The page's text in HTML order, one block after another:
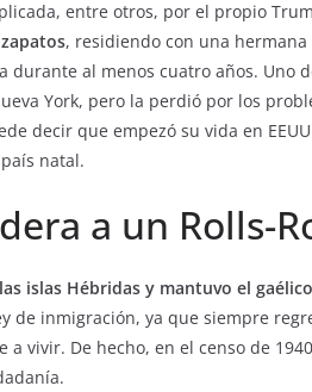
entre otros, por el propio
, residiendo con una
durante al menos cuatro años. Uno
York, pero la perdió por los
decir que empezó su vida en
natal.
a un Rolls-
islas Hébridas y mantuvo el
de inmigración, ya que siempre
a vivir. De hecho, en el censo de